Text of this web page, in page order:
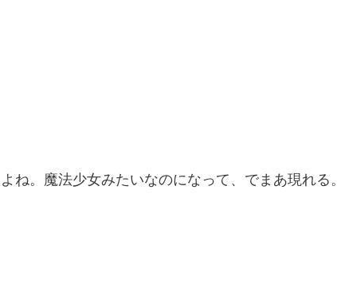
ね。魔法少女みたいなのになって、でまあ現れる